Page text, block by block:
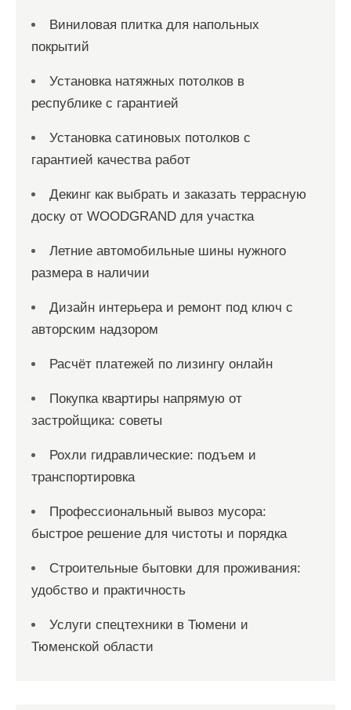
Виниловая плитка для напольных
покрытий
Установка натяжных потолков в
республике с гарантией
Установка сатиновых потолков с
гарантией качества работ
Декинг как выбрать и заказать террасную
доску от WOODGRAND для участка
Летние автомобильные шины нужного
размера в наличии
Дизайн интерьера и ремонт под ключ с
авторским надзором
Расчёт платежей по лизингу онлайн
Покупка квартиры напрямую от
застройщика: советы
Рохли гидравлические: подъем и
транспортировка
Профессиональный вывоз мусора:
быстрое решение для чистоты и порядка
Строительные бытовки для проживания:
удобство и практичность
Услуги спецтехники в Тюмени и
Тюменской области